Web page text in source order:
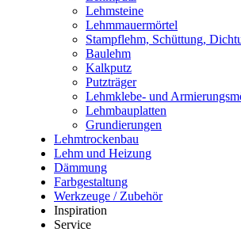
Lehmsteine
Lehmmauermörtel
Stampflehm, Schüttung,
Baulehm
Kalkputz
Putzträger
Lehmklebe- und
Lehmbauplatten
Grundierungen
Lehmtrockenbau
Lehm und Heizung
Dämmung
Farbgestaltung
Werkzeuge / Zubehör
Inspiration
Service